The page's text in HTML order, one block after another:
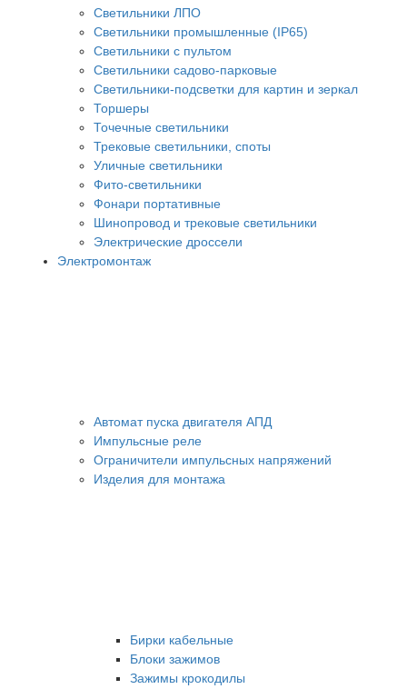
Светильники ЛПО
Светильники промышленные (IP65)
Светильники с пультом
Светильники садово-парковые
Светильники-подсветки для картин и зеркал
Торшеры
Точечные светильники
Трековые светильники, споты
Уличные светильники
Фито-светильники
Фонари портативные
Шинопровод и трековые светильники
Электрические дроссели
Электромонтаж
Автомат пуска двигателя АПД
Импульсные реле
Ограничители импульсных напряжений
Изделия для монтажа
Бирки кабельные
Блоки зажимов
Зажимы крокодилы